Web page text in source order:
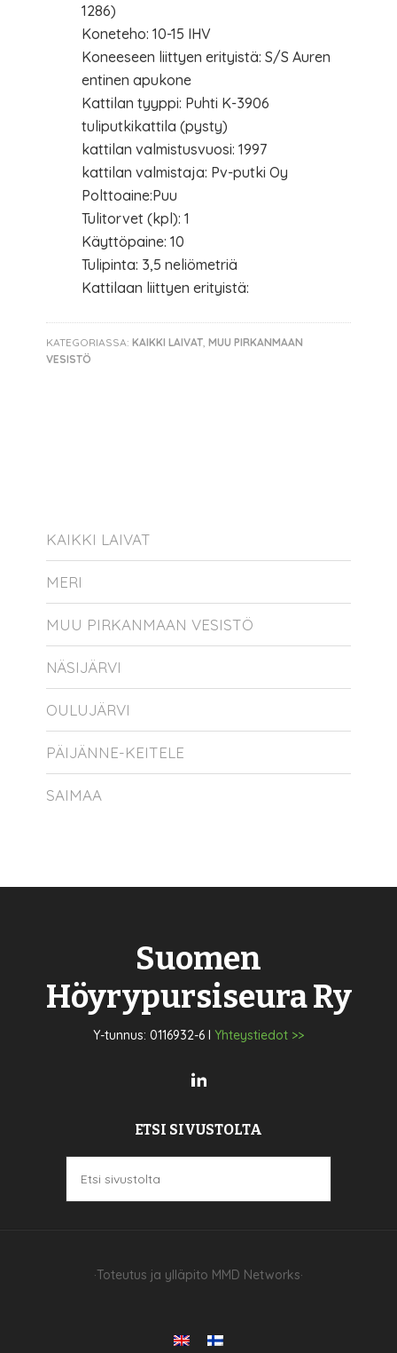
1286)
Koneteho: 10-15 IHV
Koneeseen liittyen erityistä: S/S Auren
entinen apukone
Kattilan tyyppi: Puhti K-3906
tuliputkikattila (pysty)
kattilan valmistusvuosi: 1997
kattilan valmistaja: Pv-putki Oy
Polttoaine:Puu
Tulitorvet (kpl): 1
Käyttöpaine: 10
Tulipinta: 3,5 neliömetriä
Kattilaan liittyen erityistä:
KATEGORIASSA:KAIKKI LAIVAT ,MUU PIRKANMAAN
VESISTÖ
KAIKKI LAIVAT
MERI
MUU PIRKANMAAN VESISTÖ
NÄSIJÄRVI
OULUJÄRVI
PÄIJÄNNE-KEITELE
SAIMAA
Suomen
Höyrypursiseura Ry
Y-tunnus: 0116932-6 I Yhteystiedot >>
ETSI SIVUSTOLTA
·Toteutus ja ylläpito MMD Networks·